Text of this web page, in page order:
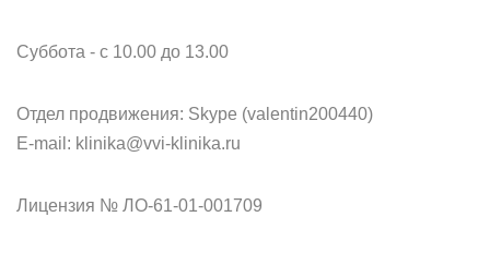
Суббота - с 10.00 до 13.00
Отдел продвижения: Skype (valentin200440)
Е-mail: klinika@vvi-klinika.ru
Лицензия № ЛО-61-01-001709